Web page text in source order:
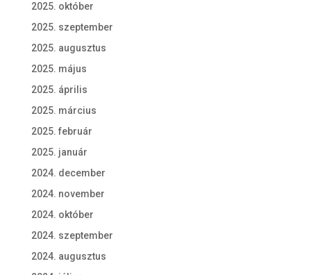
2025. október
2025. szeptember
2025. augusztus
2025. május
2025. április
2025. március
2025. február
2025. január
2024. december
2024. november
2024. október
2024. szeptember
2024. augusztus